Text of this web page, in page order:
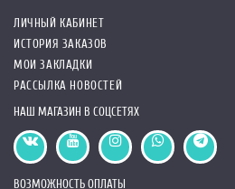
ЛИЧНЫЙ КАБИНЕТ
ИСТОРИЯ ЗАКАЗОВ
МОИ ЗАКЛАДКИ
РАССЫЛКА НОВОСТЕЙ
НАШ МАГАЗИН В СОЦСЕТЯХ
ВОЗМОЖНОСТЬ ОПЛАТЫ